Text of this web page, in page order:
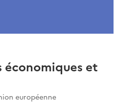
économiques et
européenne